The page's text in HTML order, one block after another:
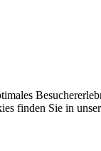
finden Sie in